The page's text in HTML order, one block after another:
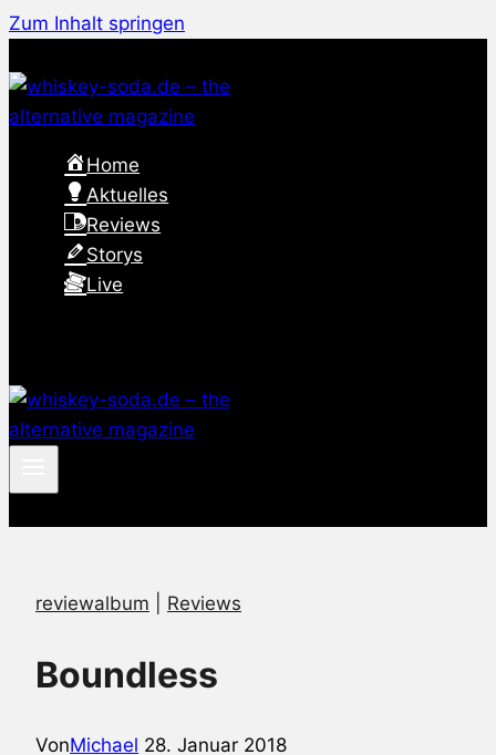
Zum Inhalt springen
Home
Aktuelles
Reviews
Storys
Live
reviewalbum Reviews
Boundless
VonMichael 28. Januar 2018